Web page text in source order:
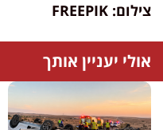
צילום: FREEPIK
אולי יעניין אותך